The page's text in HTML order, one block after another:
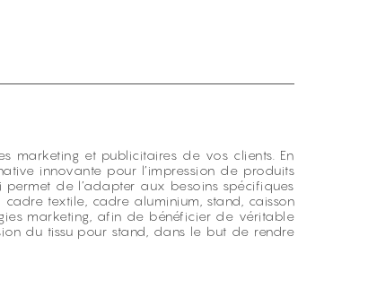
marketing et publicitaires de vos clients. En
innovante pour l’impression de produits
de l’adapter aux besoins spécifiques
textile, cadre aluminium, stand, caisson
marketing, afin de bénéficier de véritable
du tissu pour stand, dans le but de rendre